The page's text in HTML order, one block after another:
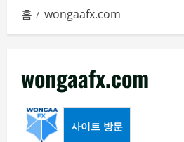
홈 wongaafx.com
wongaafx.com
사이트 방문